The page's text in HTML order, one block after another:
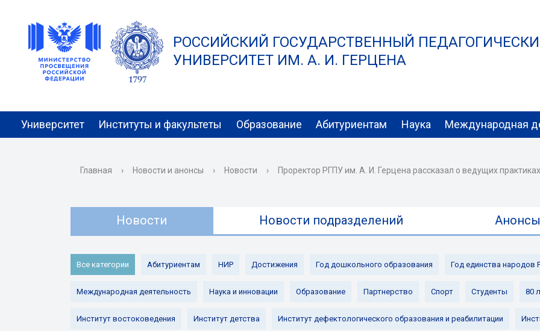
РОССИЙСКИЙ ГОСУДАРСТВЕННЫЙ
УНИВЕРСИТЕТ ИМ. А. И. ГЕРЦЕНА
Университет Институты и факультеты Образование Абитуриентам Наука Международная
Главная › Новости и анонсы › Новости › Проректор РГПУ им. А. И. Герцена рассказал о ведущих
Новости Новости подразделений
Все категории Абитуриентам НИР Достижения Год дошкольного образования Год единства народов
Международная деятельность Наука и инновации Образование Партнерство Спорт Студенты 80
Институт востоковедения Институт детства Институт дефектологического образования и реабилитации